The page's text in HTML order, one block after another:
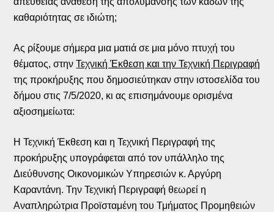
καθαριότητας σε ιδιώτη;
Ας ρίξουμε σήμερα μια ματιά σε μια μόνο πτυχή του
θέματος, στηνΤεχνική Έκθεση και την Τεχνική Περιγραφή
της προκήρυξης που δημοσιεύτηκαν στην ιστοσελίδα του
δήμου στις 7/5/2020, κι ας επισημάνουμε ορισμένα
αξιοσημείωτα:
Η Τεχνική Έκθεση και η Τεχνική Περιγραφή της
προκήρυξης υπογράφεται από τον υπάλληλο της
Διεύθυνσης Οικονομικών Υπηρεσιών κ. Αργύρη
Καραντάνη. Την Τεχνική Περιγραφή θεωρεί η
Αναπληρώτρια Προϊσταμένη του Τμήματος Προμηθειών